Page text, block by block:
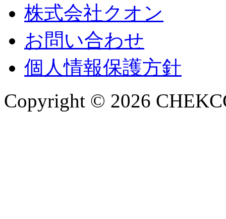
株式会社クオン
お問い合わせ
個人情報保護方針
Copyright © 2026